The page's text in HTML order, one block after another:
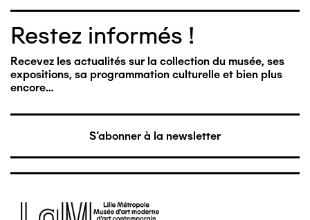
Restez informés !
Recevez les actualités sur la collection du musée, ses
expositions, sa programmation culturelle et bien plus
encore…
S'abonner à la newsletter
Image